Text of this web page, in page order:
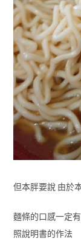
但本胖要說 由於
麵條的口感一定
照說明書的作法